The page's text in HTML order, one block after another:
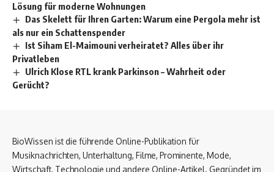
Lösung für moderne Wohnungen
Das Skelett für Ihren Garten: Warum eine Pergola mehr ist
als nur ein Schattenspender
Ist Siham El-Maimouni verheiratet? Alles über ihr
Privatleben
Ulrich Klose RTL krank Parkinson – Wahrheit oder
Gerücht?
BioWissen ist die führende Online-Publikation für
Musiknachrichten, Unterhaltung, Filme, Prominente, Mode,
Wirtschaft, Technologie und andere Online-Artikel. Gegründet im